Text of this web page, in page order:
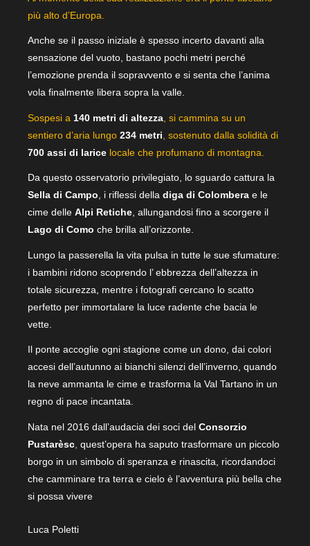
più alto d’Europa.
Anche se il passo iniziale è spesso incerto davanti alla
sensazione del vuoto, bastano pochi metri perché
l’emozione prenda il sopravvento e si senta che l’anima
vola finalmente libera sopra la valle.
Sospesi a 140 metri di altezza , si cammina su un
sentiero d’aria lungo 234 metri , sostenuto dalla solidità di
700 assi di larice locale che profumano di montagna.
Da questo osservatorio privilegiato, lo sguardo cattura la
Sella di Campo, i riflessi della diga di Colombera e le
cime delle Alpi Retiche, allungandosi fino a scorgere il
Lago di Como che brilla all’orizzonte.
Lungo la passerella la vita pulsa in tutte le sue sfumature:
i bambini ridono scoprendo l’ ebbrezza dell’altezza in
totale sicurezza, mentre i fotografi cercano lo scatto
perfetto per immortalare la luce radente che bacia le
vette.
Il ponte accoglie ogni stagione come un dono, dai colori
accesi dell’autunno ai bianchi silenzi dell’inverno, quando
la neve ammanta le cime e trasforma la Val Tartano in un
regno di pace incantata.
Nata nel 2016 dall’audacia dei soci del Consorzio
Pustarèsc quest’opera ha saputo trasformare un piccolo
borgo in un simbolo di speranza e rinascita, ricordandoci
che camminare tra terra e cielo è l’avventura più bella che
si possa vivere
Luca Poletti